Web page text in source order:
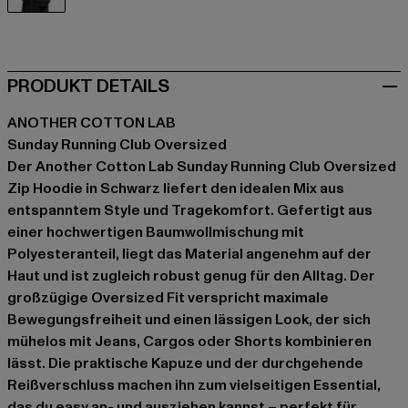
PRODUKT DETAILS
ANOTHER COTTON LAB
Sunday Running Club Oversized
Der Another Cotton Lab Sunday Running Club Oversized
Zip Hoodie in Schwarz liefert den idealen Mix aus
entspanntem Style und Tragekomfort. Gefertigt aus
einer hochwertigen Baumwollmischung mit
Polyesteranteil, liegt das Material angenehm auf der
Haut und ist zugleich robust genug für den Alltag. Der
großzügige Oversized Fit verspricht maximale
Bewegungsfreiheit und einen lässigen Look, der sich
mühelos mit Jeans, Cargos oder Shorts kombinieren
lässt. Die praktische Kapuze und der durchgehende
Reißverschluss machen ihn zum vielseitigen Essential,